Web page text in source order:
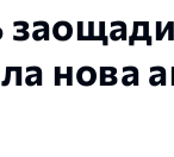
нова